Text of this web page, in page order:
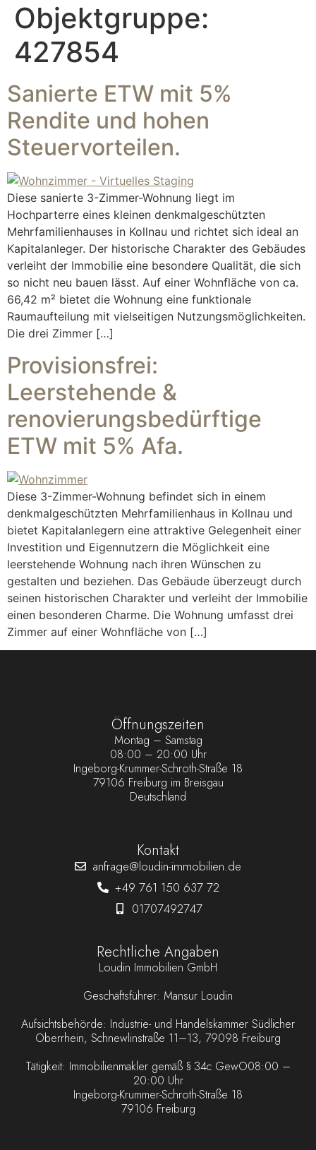
Objektgruppe:
427854
Sanierte ETW mit 5%
Rendite und hohen
Steuervorteilen.
Diese sanierte 3-Zimmer-Wohnung liegt im
Hochparterre eines kleinen denkmalgeschützten
Mehrfamilienhauses in Kollnau und richtet sich ideal an
Kapitalanleger. Der historische Charakter des Gebäudes
verleiht der Immobilie eine besondere Qualität, die sich
so nicht neu bauen lässt. Auf einer Wohnfläche von ca.
66,42 m² bietet die Wohnung eine funktionale
Raumaufteilung mit vielseitigen Nutzungsmöglichkeiten.
Die drei Zimmer […]
Provisionsfrei:
Leerstehende &
renovierungsbedürftige
ETW mit 5% Afa.
Diese 3-Zimmer-Wohnung befindet sich in einem
denkmalgeschützten Mehrfamilienhaus in Kollnau und
bietet Kapitalanlegern eine attraktive Gelegenheit einer
Investition und Eigennutzern die Möglichkeit eine
leerstehende Wohnung nach ihren Wünschen zu
gestalten und beziehen. Das Gebäude überzeugt durch
seinen historischen Charakter und verleiht der Immobilie
einen besonderen Charme. Die Wohnung umfasst drei
Zimmer auf einer Wohnfläche von […]
Öffnungszeiten
Montag – Samstag
08:00 – 20:00 Uhr
Ingeborg-Krummer-Schroth-Straße 18
79106 Freiburg im Breisgau
Deutschland
Kontakt
anfrage@loudin-immobilien.de
+49 761 150 637 72
01707492747
Rechtliche Angaben
Loudin Immobilien GmbH
Geschäftsführer: Mansur Loudin
Aufsichtsbehörde: Industrie- und Handelskammer Südlicher
Oberrhein, Schnewlinstraße 11–13, 79098 Freiburg
Tätigkeit: Immobilienmakler gemäß § 34c GewO08:00 –
20:00 Uhr
Ingeborg-Krummer-Schroth-Straße 18
79106 Freiburg